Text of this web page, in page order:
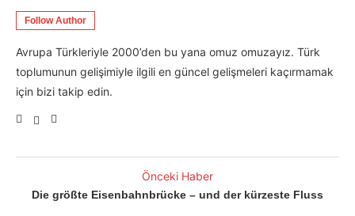
Follow Author
Avrupa Türkleriyle 2000’den bu yana omuz omuzayız. Türk
toplumunun gelişimiyle ilgili en güncel gelişmeleri kaçırmamak
için bizi takip edin.
Önceki Haber
Die größte Eisenbahnbrücke – und der kürzeste Fluss